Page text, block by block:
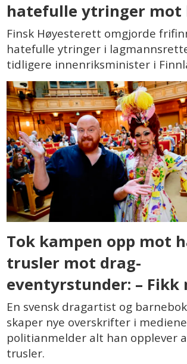
hatefulle ytringer mot
Finsk Høyesterett omgjorde
hatefulle ytringer i
tidligere innenriksminister i
Tok kampen opp mot
trusler mot drag-
eventyrstunder: – Fikk
En svensk dragartist og
skaper nye overskrifter i
politianmelder alt han opplever
trusler.